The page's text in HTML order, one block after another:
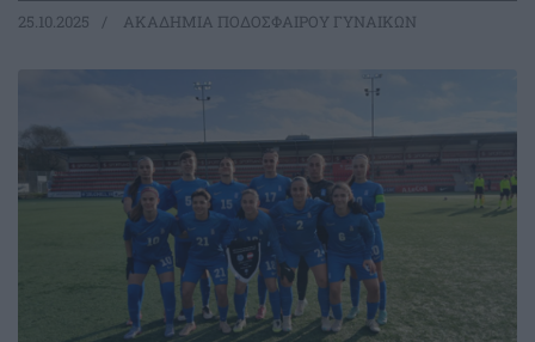
25.10.2025 ΑΚΑΔΗΜΙΑ ΠΟΔΟΣΦΑΙΡΟΥ ΓΥΝΑΙΚΩΝ